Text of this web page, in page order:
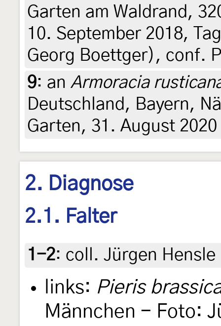
Garten am Waldrand,
10. September 2018,
Georg Boettger), conf.
9: an Armoracia
Deutschland, Bayern,
Garten, 31. August
2. Diagnose
2.1. Falter
1-2: coll. Jürgen Hensle
links: Pieris
Männchen - Foto: